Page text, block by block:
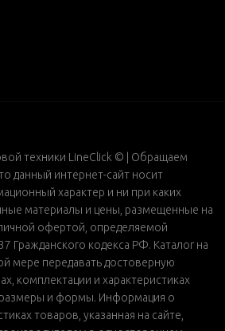
техники LineClick © | Обращаем
данный интернет-сайт носит
характер и ни при каких
материалы и цены, размещенные на
офертой, определяемой
Гражданского кодекса РФ. Каталог на
мере передавать достоверную
комплектации и характеристиках
размеры и формы. Информация о
товаров, указанная на сайте,